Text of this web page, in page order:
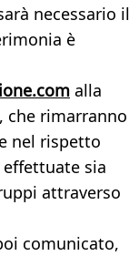
necessario il
è
alla
che rimarranno
nel rispetto
sia
attraverso
comunicato,